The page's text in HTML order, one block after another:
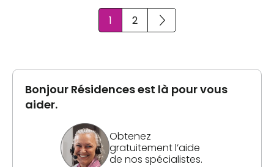
1 2
Bonjour Résidences est là pour vous
aider.
Obtenez
gratuitement l’aide
de nos spécialistes.